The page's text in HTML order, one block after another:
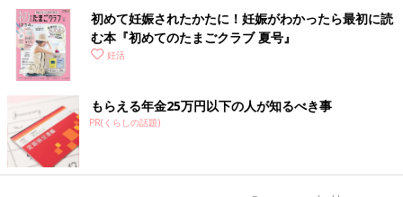
初めて妊娠されたかたに！妊娠がわかったら最初に読
む本『初めてのたまごクラブ 夏号』
妊活
もらえる年金25万円以下の人が知るべき事
PR(くらしの話題)